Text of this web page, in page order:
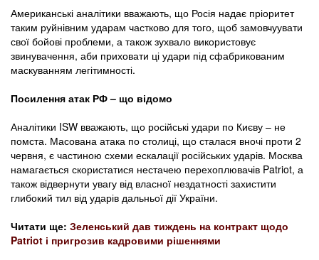
Американські аналітики вважають, що Росія надає пріоритет
таким руйнівним ударам частково для того, щоб замовчуувати
свої бойові проблеми, а також зухвало використовує
звинувачення, аби приховати ці удари під сфабрикованим
маскуванням легітимності.
Посилення атак РФ – що відомо
Аналітики ISW вважають, що російські удари по Києву – не
помста. Масована атака по столиці, що сталася вночі проти 2
червня, є частиною схеми ескалації російських ударів. Москва
намагається скористатися нестачею перехоплювачів Patriot, а
також відвернути увагу від власної нездатності захистити
глибокий тил від ударів дальньої дії України.
Читати ще: Зеленський дав тиждень на контракт щодо
Patriot і пригрозив кадровими рішеннями